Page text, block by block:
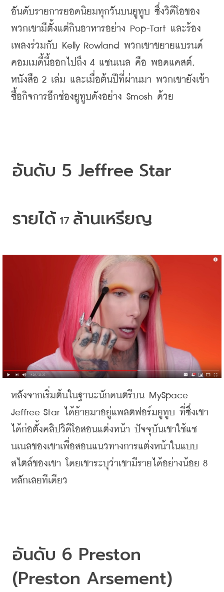
อันดับรายการยอดนิยมทุกวันบนยูทูบ ซึ่งวิดีโอของ
พวกเขามีตั้งแต่กินอาหารอย่าง Pop-Tart และร้อง
เพลงร่วมกับ Kelly Rowland พวกเขาขยายแบรนด์
คอมเมดี้นี้ออกไปถึง 4 แชนเนล คือ พอดแคสต์
หนังสือ 2 เล่ม และเมื่อต้นปีที่ผ่านมา พวกเขายังเข้า
ซื้อกิจการอีกช่องยูทูบดังอย่าง Smosh ด้วย
อันดับ 5 Jeffree Star
รายได้ 17 ล้านเหรียญ
หลังจากเริ่มต้นในฐานะนักดนตรีบน MySpace
Jeffree Star
ได้ย้ายมาอยู่แพลตฟอร์มยูทูบ ที่ซึ่งเขา
ได้ก่อตั้งคลิปวิดีโอสอนแต่งหน้า ปัจจุบันเขาใช้แช
นเนลของเขาเพื่อสอนแนวทางการแต่งหน้าในแบบ
สไตล์ของเขา
โดยเขาระบุว่าเขามีรายได้อย่างน้อย
หลักเลยทีเดียว
อันดับ 6 Preston
(Preston Arsement)